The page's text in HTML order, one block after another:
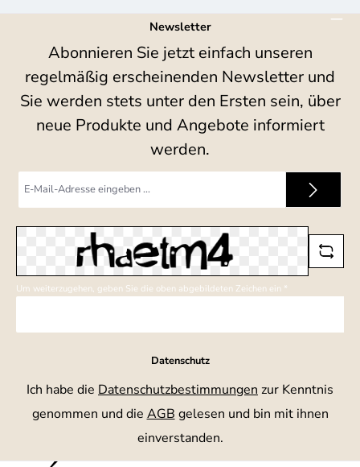
Newsletter
Abonnieren Sie jetzt einfach unseren
regelmäßig erscheinenden Newsletter und
Sie werden stets unter den Ersten sein, über
neue Produkte und Angebote informiert
werden.
Mail-
Um weiterzugehen, geben Sie die oben abgebildeten Zeichen ein *
Datenschutz
Ich habe die Datenschutzbestimmungen zur Kenntnis
genommen und die AGB gelesen und bin mit ihnen
einverstanden.